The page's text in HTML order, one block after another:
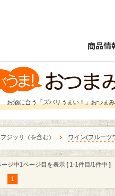
商品情
お酒に合う「ズバリうまい！」おつま
フジッリ（を含む） ワイン(フルーツ
ージ中1ページ目を表示 [ 1-1件目/1件中 ]
1